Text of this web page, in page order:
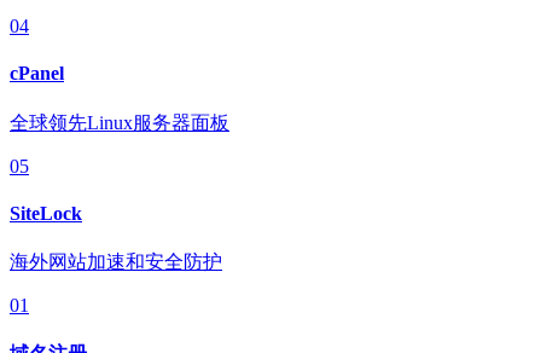
04
cPanel
全球领先Linux服务器面板
05
SiteLock
海外网站加速和安全防护
01